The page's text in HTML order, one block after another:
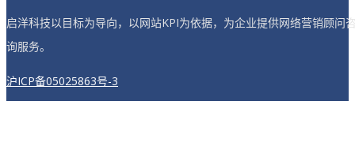
启洋科技以目标为导向，以网站KPI为依据，为企业提供网络营销顾问
询服务。
沪ICP备05025863号-3